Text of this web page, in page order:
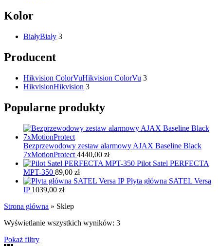
Kolor
BiałyBiały 3
Producent
Hikvision ColorVuHikvision ColorVu 3
HikvisionHikvision 3
Popularne produkty
Bezprzewodowy zestaw alarmowy AJAX Baseline Black
7xMotionProtect 4440,00 zł
Pilot Satel PERFECTA
MPT-350 89,00 zł
Płyta główna SATEL Versa
IP 1039,00 zł
Strona główna » Sklep
Wyświetlanie wszystkich wyników: 3
Pokaż filtry